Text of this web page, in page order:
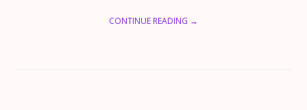
CONTINUE READING →